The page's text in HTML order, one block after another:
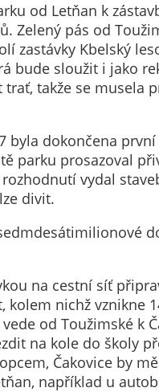
od Letňan k
Zelený pás od
zastávky Kbelský
sloužit i jako
takže se musela
byla dokončena
parku prosazoval
vydal
divit.
na cestní síť
nichž vznikne
od Toužimské k
na kole do školy
Čakovice by
například u
Technické
cookies
Technické
cookies jsou
fungování
webu a všech
funkcí, které
nabízí.
Nepožadujeme
technických
cookies na
našem webu. Z
tohoto důvodu
technické
cookies